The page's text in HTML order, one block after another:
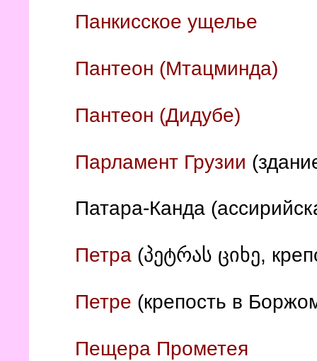
Панкисское ущелье
Пантеон (Мтацминда)
Пантеон (Дидубе)
Парламент Грузии
Патара-Канда
Петра (პეტრას ციხე,
Петре (крепость в
Пещера Прометея